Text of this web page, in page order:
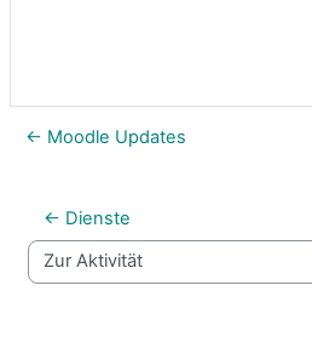
← Moodle Updates
← Dienste
Zur Aktivität